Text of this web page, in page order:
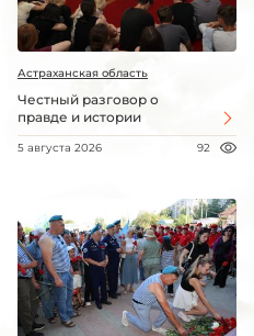
Астраханская область
Честный разговор о
правде и истории
5 августа 2026 92